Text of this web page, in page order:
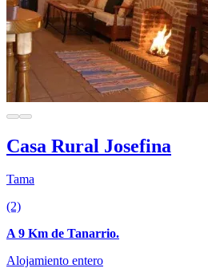
Casa Rural Josefina
Tama
(2)
A 9 Km de Tanarrio.
Alojamiento entero